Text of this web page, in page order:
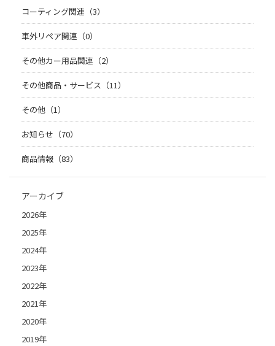
コーティング関連（3）
車外リペア関連（0）
その他カー用品関連（2）
その他商品・サービス（11）
その他（1）
お知らせ（70）
商品情報（83）
アーカイブ
2026年
2025年
2024年
2023年
2022年
2021年
2020年
2019年